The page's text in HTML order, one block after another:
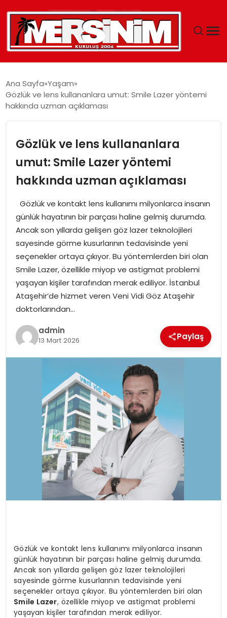
YAŞAM
EĞITIM
SPOR
EKONOMI
MAGAZIN
DÜNYA
OTOMOBIL
Ana Sayfa Yaşam
Gözlük ve lens kullananlara umut: Smile Lazer yöntemi
hakkında uzman açıklaması
Gözlük ve lens kullananlara
umut: Smile Lazer yöntemi
hakkında uzman açıklaması
Gözlük ve kontakt lens kullanımı milyonlarca insanın
günlük hayatının bir parçası haline gelmiş durumda.
Ancak son yıllarda gelişen göz lazer teknolojileri
sayesinde görme kusurlarının tedavisinde yeni
seçenekler ortaya çıkıyor. Bu yöntemlerden biri olan
Smile Lazer, özellikle miyop ve astigmat problemi
yaşayan kişiler tarafından merak ediliyor. İstanbul
Ataşehir’de hizmet veren Veni Vidi Göz Ataşehir
doktorlarından…
admin
13 Mart 2026 Paylaş
Gözlük ve kontakt lens kullanımı milyonlarca insanın
günlük hayatının bir parçası haline gelmiş durumda.
Ancak son yıllarda gelişen göz lazer teknolojileri
sayesinde görme kusurlarının tedavisinde yeni
seçenekler ortaya çıkıyor. Bu yöntemlerden biri olan
Smile Lazer, özellikle miyop ve astigmat problemi
yaşayan kişiler tarafından merak ediliyor.